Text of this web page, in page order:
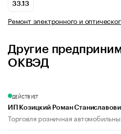
33.13
Ремонт электронного и
Другие
ОКВЭД
ДЕЙСТВУЕТ
ИП Козицкий Роман
Торговля розничная